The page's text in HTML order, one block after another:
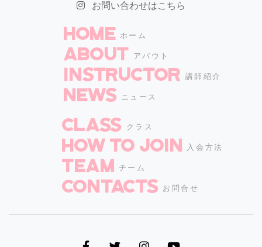
お問い合わせはこちら
HOME ホーム
ABOUT アバウト
INSTRUCTOR 講師紹介
NEWS ニュース
CLASS クラス
How to join 入会方法
TEAM チーム
CONTACTS お問合せ